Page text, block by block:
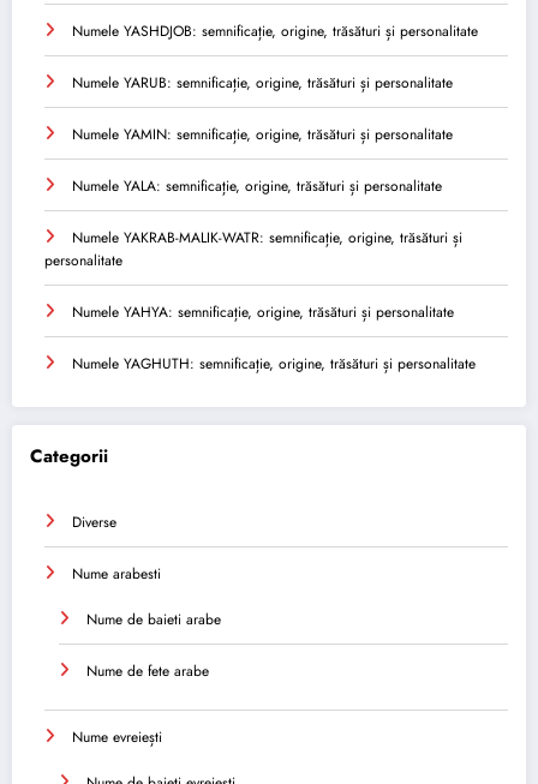
Numele YASHDJOB: semnificație, origine, trăsături și personalitate
Numele YARUB: semnificație, origine, trăsături și personalitate
Numele YAMIN: semnificație, origine, trăsături și personalitate
Numele YALA: semnificație, origine, trăsături și personalitate
Numele YAKRAB-MALIK-WATR: semnificație, origine, trăsături și
personalitate
Numele YAHYA: semnificație, origine, trăsături și personalitate
Numele YAGHUTH: semnificație, origine, trăsături și personalitate
Categorii
Diverse
Nume arabesti
Nume de baieti arabe
Nume de fete arabe
Nume evreiești